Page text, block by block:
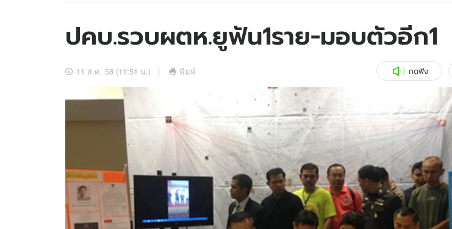
ข่าวบันเทิง
อัปเดตจีน
เช็กข่าวชัวร์
สถิติหวยไทย
วัยรุ่น
รถยนต์
เที่ยว-กิน
Tasteful Thailand
Sanook Choice
ดาวน์โหลดสนุกแอปฟรี ติดตามสนุกโซเชียลได้ที่
ปคบ.รวบผตห.ยูฟัน1ราย-มอบตัวอีก1
11 ส.ค. 58 (11:51 น.) พิมพ์ กดฟัง